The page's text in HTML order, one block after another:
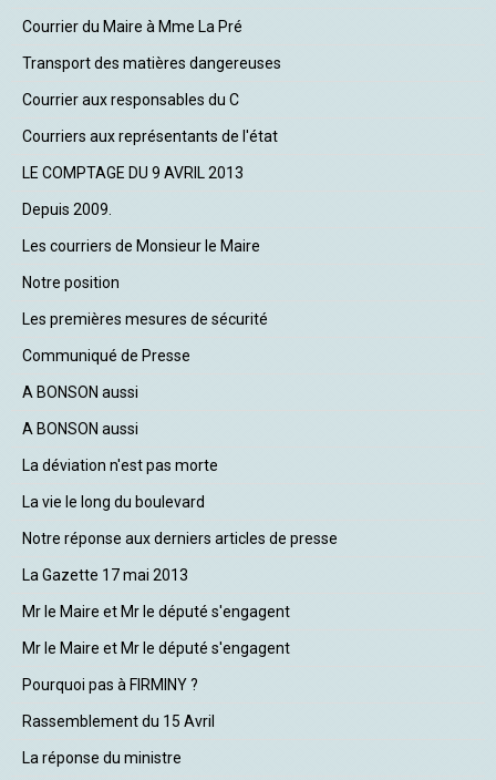
Courrier du Maire à Mme La Pré
Transport des matières dangereuses
Courrier aux responsables du C
Courriers aux représentants de l'état
LE COMPTAGE DU 9 AVRIL 2013
Depuis 2009.
Les courriers de Monsieur le Maire
Notre position
Les premières mesures de sécurité
Communiqué de Presse
A BONSON aussi
A BONSON aussi
La déviation n'est pas morte
La vie le long du boulevard
Notre réponse aux derniers articles de presse
La Gazette 17 mai 2013
Mr le Maire et Mr le député s'engagent
Mr le Maire et Mr le député s'engagent
Pourquoi pas à FIRMINY ?
Rassemblement du 15 Avril
La réponse du ministre